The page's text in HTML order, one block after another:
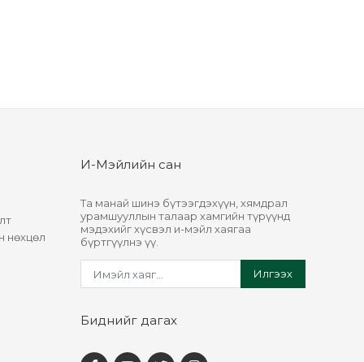
нөхцөл
И-Мэйлийн сан
Та манай шинэ бүтээгдэхүүн, хямдрал
урамшууллын талаар хамгийн түрүүнд
мэдэхийг хүсвэл и-мэйл хаягаа
бүртгүүлнэ үү.
Илгээх
Биднийг дагах